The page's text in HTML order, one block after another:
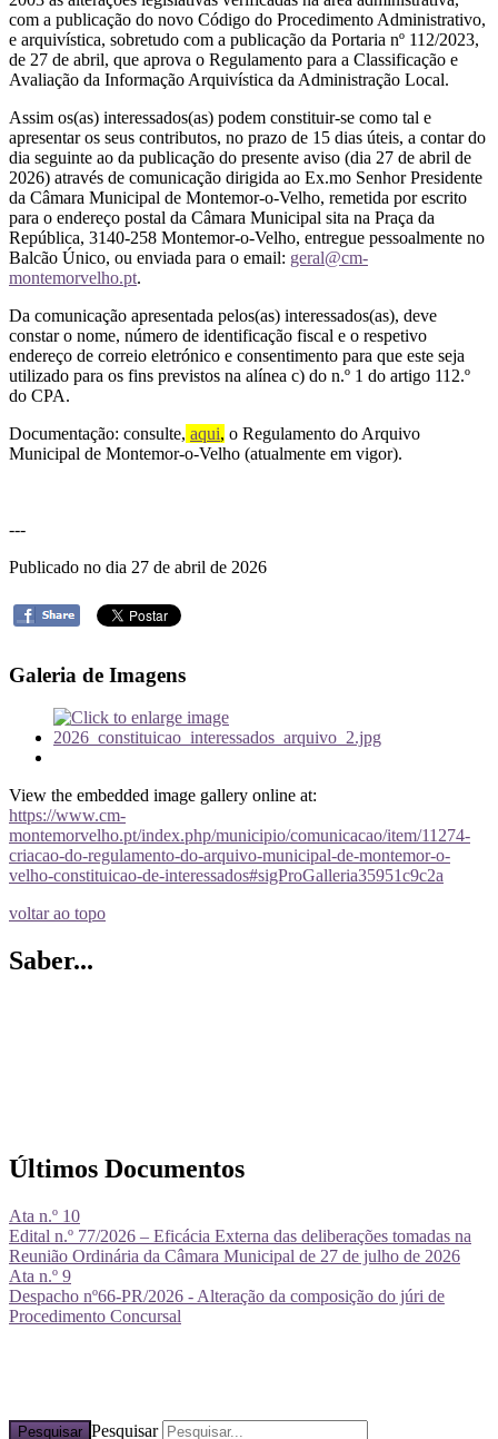
com a publicação do novo Código do Procedimento Administrativo,
e arquivística, sobretudo com a publicação da Portaria nº 112/2023,
de 27 de abril, que aprova o Regulamento para a Classificação e
Avaliação da Informação Arquivística da Administração Local.
Assim os(as) interessados(as) podem constituir-se como tal e
apresentar os seus contributos, no prazo de 15 dias úteis, a contar do
dia seguinte ao da publicação do presente aviso (dia 27 de abril de
2026) através de comunicação dirigida ao Ex.mo Senhor Presidente
da Câmara Municipal de Montemor-o-Velho, remetida por escrito
para o endereço postal da Câmara Municipal sita na Praça da
República, 3140-258 Montemor-o-Velho, entregue pessoalmente no
Balcão Único, ou enviada para o email: geral@cm-
montemorvelho.pt.
Da comunicação apresentada pelos(as) interessados(as), deve
constar o nome, número de identificação fiscal e o respetivo
endereço de correio eletrónico e consentimento para que este seja
utilizado para os fins previstos na alínea c) do n.º 1 do artigo 112.º
do CPA.
Documentação: consulte, aqui, o Regulamento do Arquivo
Municipal de Montemor-o-Velho (atualmente em vigor).
---
Publicado no dia 27 de abril de 2026
Galeria de Imagens
View the embedded image gallery online at:
https://www.cm-
montemorvelho.pt/index.php/municipio/comunicacao/item/11274-
criacao-do-regulamento-do-arquivo-municipal-de-montemor-o-
velho-constituicao-de-interessados#sigProGalleria35951c9c2a
voltar ao topo
Saber...
Últimos Documentos
Ata n.º 10
Edital n.º 77/2026 – Eficácia Externa das deliberações tomadas na
Reunião Ordinária da Câmara Municipal de 27 de julho de 2026
Ata n.º 9
Despacho nº66-PR/2026 - Alteração da composição do júri de
Procedimento Concursal
Pesquisar Pesquisar